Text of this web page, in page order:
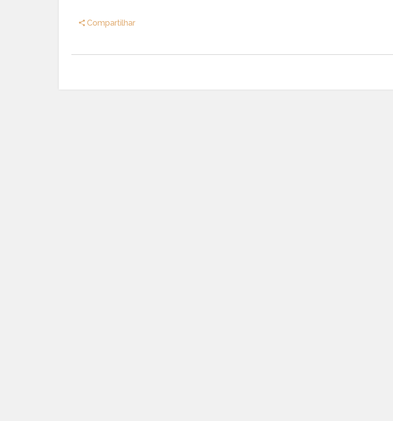
Compartilhar